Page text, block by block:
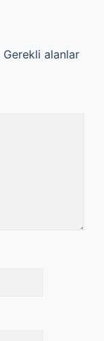
Gerekli alanlar